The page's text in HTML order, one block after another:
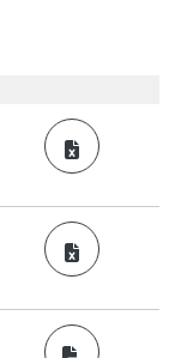
Excel
Excel
PDF